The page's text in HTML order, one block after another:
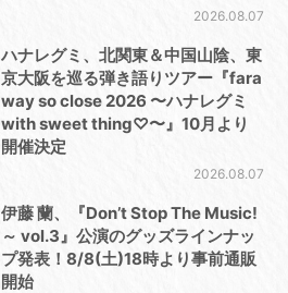
2026.08.07
ハナレグミ、北関東＆中国山陰、東
京大阪を巡る弾き語りツアー『fara
way so close 2026 〜ハナレグミ
with sweet thing♡〜』10月より
開催決定
2026.08.07
伊藤 蘭、『Don’t Stop The Music!
～ vol.3』公演のグッズラインナッ
プ発表！8/8(土)18時より事前通販
開始